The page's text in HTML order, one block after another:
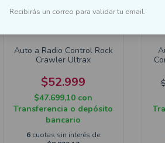
Auto a Radio Control Rock
Crawler Ultrax
$52.999
$47.699,10 con
Transferencia o depósito
bancario
6 cuotas sin interés de
Recibirás un correo para validar tu email.